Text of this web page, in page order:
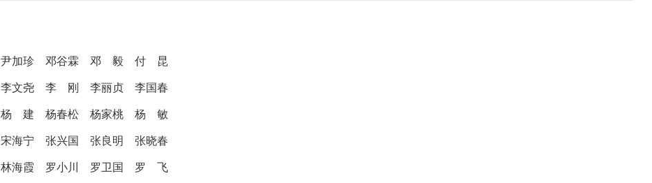
尹加珍 邓谷霖 邓 毅 付 昆
李文尧 李 刚 李丽贞 李国春
杨 建 杨春松 杨家桃 杨 敏
宋海宁 张兴国 张良明 张晓春
林海霞 罗小川 罗卫国 罗 飞